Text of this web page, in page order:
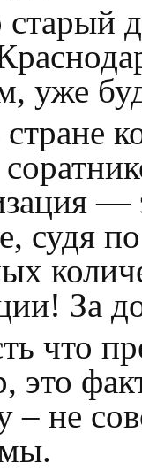
старый
уже
—
судя
За
что
это
– не